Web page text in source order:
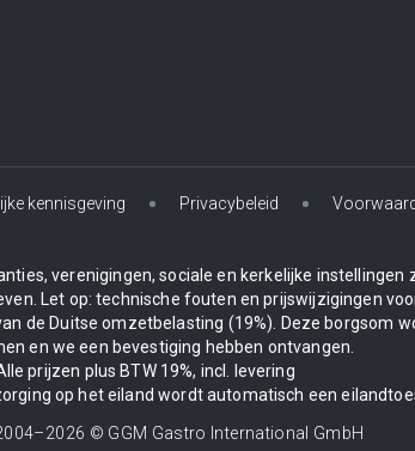
kennisgeving Privacybeleid
verenigingen, sociale en kerkelijke instellingen
Let op: technische fouten en prijswijzigingen
de Duitse omzetbelasting (19%). Deze borgsom
en we een bevestiging hebben ontvangen.
prijzen plus BTW 19%, incl. levering
op het eiland wordt automatisch een
2026 © GGM Gastro International GmbH